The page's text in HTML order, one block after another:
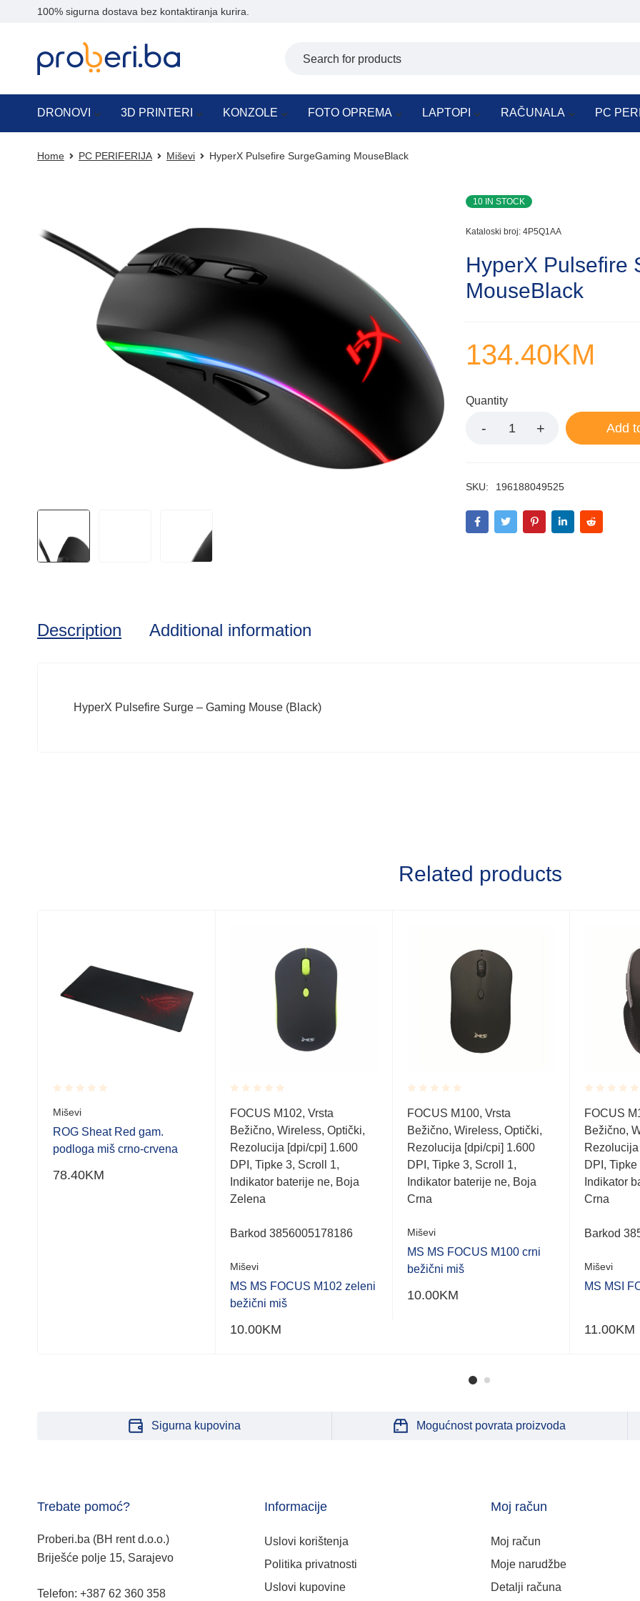
100% sigurna dostava bez kontaktiranja kurira.
DRONOVI 3D PRINTERI KONZOLE FOTO OPREMA LAPTOPI RAČUNALA PC
Home PC PERIFERIJA Miševi HyperX Pulsefire SurgeGaming MouseBlack
10 IN STOCK
Kataloski broj: 4P5Q1AA
HyperX Pulsefire
MouseBlack
134.40KM
Quantity
Add
SKU: 196188049525
Description Additional information
HyperX Pulsefire Surge – Gaming Mouse (Black)
Related products
Rated
0.001
out
5
Miševi
ROG Sheat Red gam.
podloga miš crno-crvena
78.40KM
Rated
0.001
out
of
5
FOCUS M102, Vrsta
Bežično, Wireless, Optički,
Rezolucija [dpi/cpi] 1.600
DPI, Tipke 3, Scroll 1,
Indikator baterije ne, Boja
Zelena
Barkod 3856005178186
Miševi
MS MS FOCUS M102 zeleni
bežični miš
10.00KM
Rated
0.001
out
of
5
FOCUS M100, Vrsta
Bežično, Wireless, Optički,
Rezolucija [dpi/cpi] 1.600
DPI, Tipke 3, Scroll 1,
Indikator baterije ne, Boja
Crna
Miševi
MS MS FOCUS M100 crni
bežični miš
10.00KM
Rated
0.001
out
of
5
FOCUS
Bežično,
DPI,
Indikator
Crna
Barkod
Miševi
MS MSI
11.00KM
Sigurna kupovina Mogućnost povrata proizvoda
Trebate pomoć?
Proberi.ba (BH rent d.o.o.)
Briješće polje 15, Sarajevo
Telefon: +387 62 360 358
Informacije
Uslovi korištenja
Politika privatnosti
Uslovi kupovine
Moj račun
Moj račun
Moje narudžbe
Detalji računa